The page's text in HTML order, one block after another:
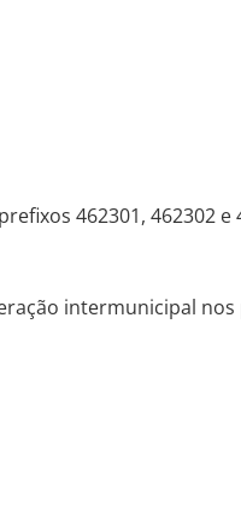
462301, 462302 e
intermunicipal